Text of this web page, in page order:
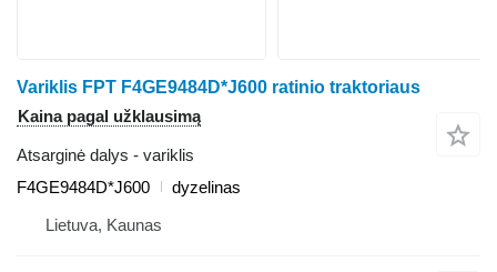
Variklis FPT F4GE9484D*J600 ratinio traktoriaus
Kaina pagal užklausimą
Atsarginė dalys - variklis
F4GE9484D*J600
dyzelinas
Lietuva, Kaunas